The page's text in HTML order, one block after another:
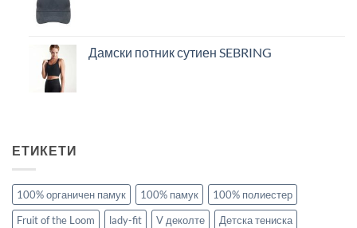
Дамски потник сутиен SEBRING
ЕТИКЕТИ
100% органичен памук 100% памук
100% полиестер
Fruit of the Loom
lady-fit V деколте
Детска тениска